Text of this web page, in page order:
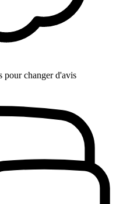
pour changer d'avis